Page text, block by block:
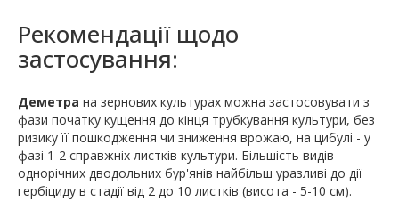
Рекомендації щодо
застосування:
Деметра на зернових культурах можна застосовувати з
фази початку кущення до кінця трубкування культури, без
ризику її пошкодження чи зниження врожаю, на цибулі - у
фазі 1-2 справжніх листків культури. Більшість видів
однорічних дводольних бур'янів найбільш уразливі до дії
гербіциду в стадії від 2 до 10 листків (висота - 5-10 см).